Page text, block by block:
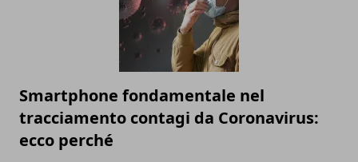
Smartphone fondamentale nel
tracciamento contagi da Coronavirus:
ecco perché